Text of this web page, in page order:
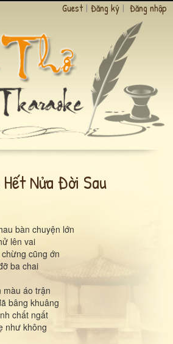
Guest | Đăng ký | Đăng nhập
Nửa Đời Sau
bàn chuyện lớn
lên vai
cũng ớn
ba chai
màu áo trận
bâng khuâng
chất ngất
như không